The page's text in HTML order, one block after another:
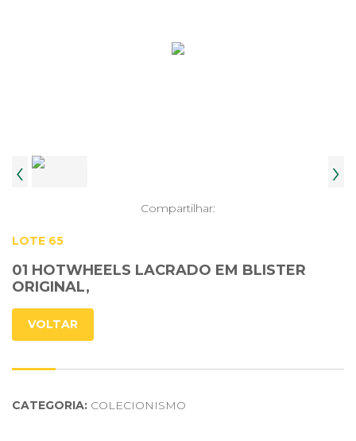
‹ ›
Compartilhar:
LOTE 65
01 HOTWHEELS LACRADO EM BLISTER
ORIGINAL,
VOLTAR
CATEGORIA: COLECIONISMO